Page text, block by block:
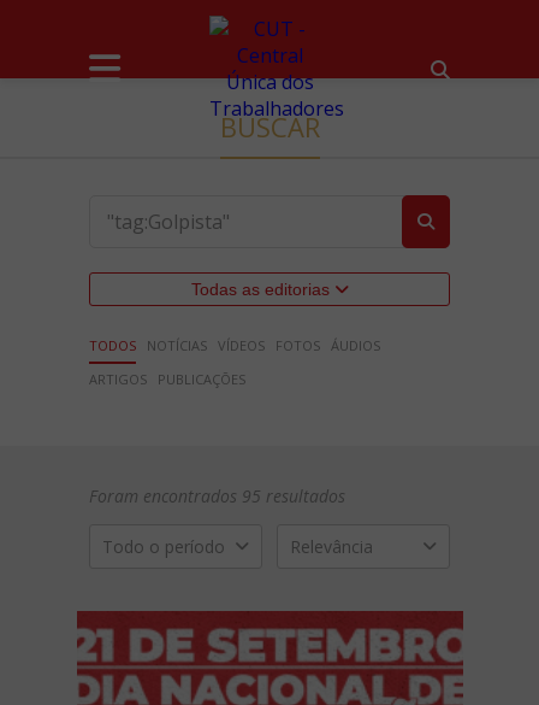
BUSCAR
Todas as editorias
TODOS NOTÍCIAS VÍDEOS FOTOS ÁUDIOS
ARTIGOS
PUBLICAÇÕES
Foram encontrados 95 resultados
Todo o período Relevância